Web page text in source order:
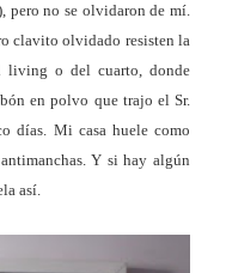
pero no se olvidaron de mí.
clavito olvidado resisten la
living o del cuarto, donde
en polvo que trajo el Sr.
días. Mi casa huele como
Y si hay algún
así.